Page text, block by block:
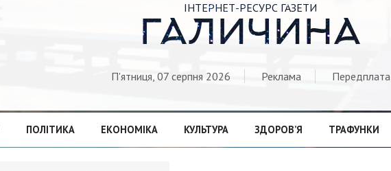
ІНТЕРНЕТ-РЕСУРС ГАЗЕТИ
ГАЛИЧИНА
П'ятниця, 07 серпня 2026 Реклама Передплата
ПОЛІТИКА ЕКОНОМІКА КУЛЬТУРА ЗДОРОВ’Я ТРАФУНКИ